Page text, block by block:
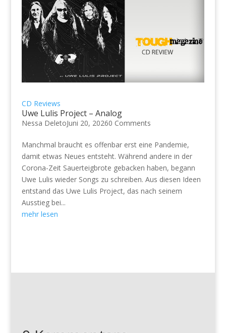
CD Reviews
Uwe Lulis Project – Analog
Nessa DeletoJuni 20, 20260 Comments
Manchmal braucht es offenbar erst eine Pandemie,
damit etwas Neues entsteht. Während andere in der
Corona-Zeit Sauerteigbrote gebacken haben, begann
Uwe Lulis wieder Songs zu schreiben. Aus diesen Ideen
entstand das Uwe Lulis Project, das nach seinem
Ausstieg bei...
mehr lesen